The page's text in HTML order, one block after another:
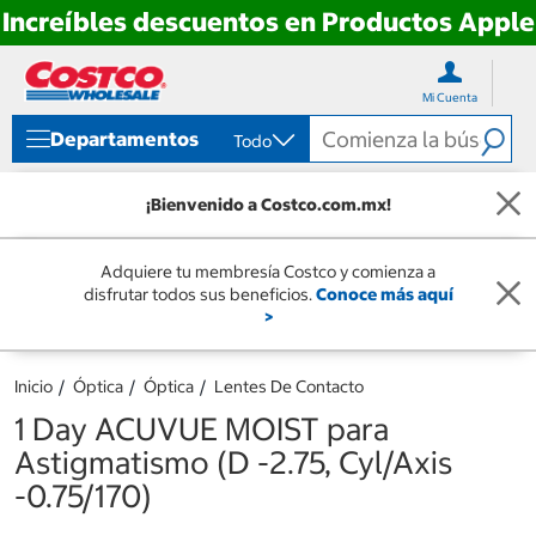
Increíbles descuentos en Productos Apple
directo
contenido
directo
menú
navegación
Mi Cuenta
Departamentos Todo
¡Bienvenido a Costco.com.mx!
Adquiere tu membresía Costco y comienza a
disfrutar todos sus beneficios.Conoce más aquí
>
Inicio Óptica Óptica Lentes De Contacto
1 Day ACUVUE MOIST para
Astigmatismo (D -2.75, Cyl/Axis
-0.75/170)